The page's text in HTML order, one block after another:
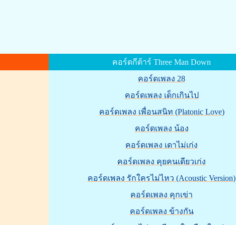
คอร์ดกีต้าร์ Three Man Down
คอร์ดเพลง 28
คอร์ดเพลง เด็กเกินไป
คอร์ดเพลง เพื่อนสนิท (Platonic Love)
คอร์ดเพลง น้อง
คอร์ดเพลง เดาไม่เก่ง
คอร์ดเพลง คุยคนเดียวเก่ง
คอร์ดเพลง รักใครไม่ไหว (Acoustic Version)
คอร์ดเพลง คุกเข่า
คอร์ดเพลง ข้างกัน